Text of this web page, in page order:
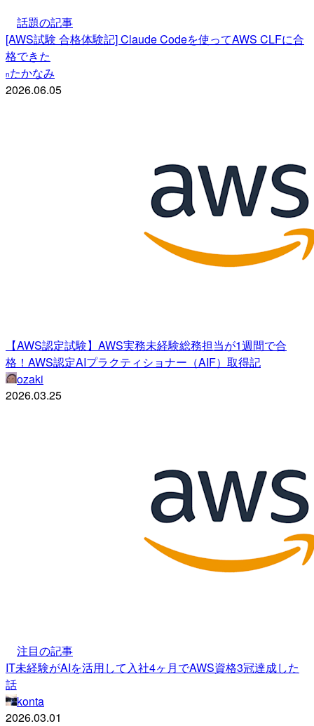
話題の記事
[AWS試験 合格体験記] Claude Codeを使ってAWS CLFに合
格できた
nたかなみ
2026.06.05
【AWS認定試験】AWS実務未経験総務担当が1週間で合
格！AWS認定AIプラクティショナー（AIF）取得記
ozaki
2026.03.25
注目の記事
IT未経験がAIを活用して入社4ヶ月でAWS資格3冠達成した
話
konta
2026.03.01